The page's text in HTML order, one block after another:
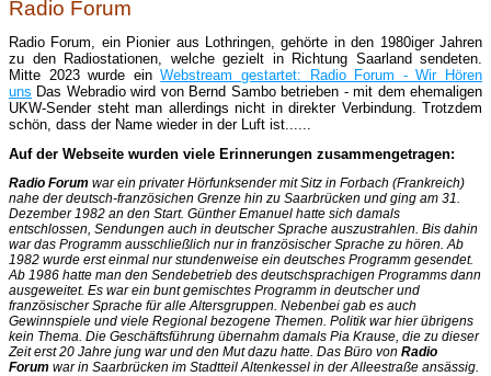
Radio Forum
Radio Forum, ein Pionier aus Lothringen, gehörte in den 1980iger Jahren
zu den Radiostationen, welche gezielt in Richtung Saarland sendeten.
Mitte 2023 wurde einWebstream gestartet: Radio Forum - Wir Hören
uns Das Webradio wird von Bernd Sambo betrieben - mit dem ehemaligen
UKW-Sender steht man allerdings nicht in direkter Verbindung. Trotzdem
schön, dass der Name wieder in der Luft ist......
Auf der Webseite wurden viele Erinnerungen zusammengetragen:
Radio Forum war ein privater Hörfunksender mit Sitz in Forbach (Frankreich)
nahe der deutsch-französichen Grenze hin zu Saarbrücken und ging am 31.
Dezember 1982 an den Start. Günther Emanuel hatte sich damals
entschlossen, Sendungen auch in deutscher Sprache auszustrahlen. Bis dahin
war das Programm ausschließlich nur in französischer Sprache zu hören. Ab
1982 wurde erst einmal nur stundenweise ein deutsches Programm gesendet.
Ab 1986 hatte man den Sendebetrieb des deutschsprachigen Programms dann
ausgeweitet. Es war ein bunt gemischtes Programm in deutscher und
französischer Sprache für alle Altersgruppen. Nebenbei gab es auch
Gewinnspiele und viele Regional bezogene Themen. Politik war hier übrigens
kein Thema. Die Geschäftsführung übernahm damals Pia Krause, die zu dieser
Zeit erst 20 Jahre jung war und den Mut dazu hatte. Das Büro von Radio
Forum war in Saarbrücken im Stadtteil Altenkessel in der Alleestraße ansässig.